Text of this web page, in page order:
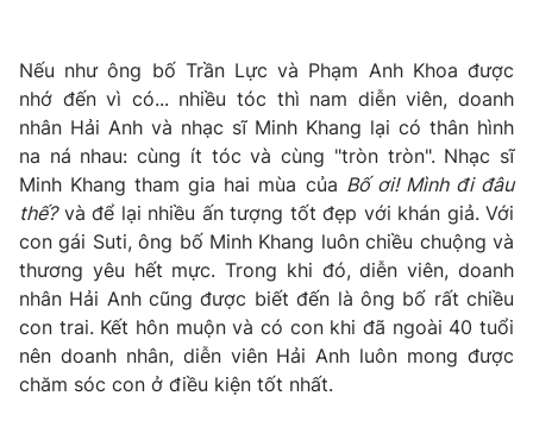
VTV Money VTV Thể thao
VTV Sức khoẻ Bất động sản
Thị trường 24h Tấm lòng Việt
VTV4 Vươn mình bằng AI
VTV9 VTV8
Nếu như ông bố Trần Lực và Phạm Anh Khoa được
nhớ đến vì có... nhiều tóc thì nam diễn viên, doanh
nhân Hải Anh và nhạc sĩ Minh Khang lại có thân hình
na ná nhau: cùng ít tóc và cùng "tròn tròn". Nhạc sĩ
Minh Khang tham gia hai mùa của Bố ơi! Mình đi đâu
thế?và để lại nhiều ấn tượng tốt đẹp với khán giả. Với
con gái Suti, ông bố Minh Khang luôn chiều chuộng và
thương yêu hết mực. Trong khi đó, diễn viên, doanh
nhân Hải Anh cũng được biết đến là ông bố rất chiều
con trai. Kết hôn muộn và có con khi đã ngoài 40 tuổi
nên doanh nhân, diễn viên Hải Anh luôn mong được
chăm sóc con ở điều kiện tốt nhất.